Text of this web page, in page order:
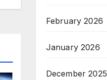
February 2026
January 2026
December 2025